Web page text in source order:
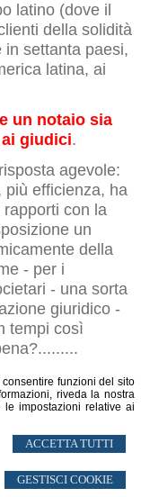
funzioni del sito
riveda la nostra
le impostazioni relative ai
ACCETTA TUTTI
GESTISCI COOKIE
latino (dove il
della solidità
in settanta paesi,
latina, ai
un notaio sia
giudici.
agevole:
più efficienza, ha
con la
un
della
- per i
- una sorta
giuridico -
tempi così
| P.IVA IT12837180152